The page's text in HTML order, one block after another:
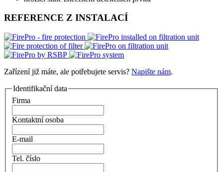
REFERENCE Z INSTALACÍ
Zařízení již máte, ale potřebujete servis? Napište nám.
Identifikační data
Firma
Kontaktní osoba
E-mail
Tel. číslo